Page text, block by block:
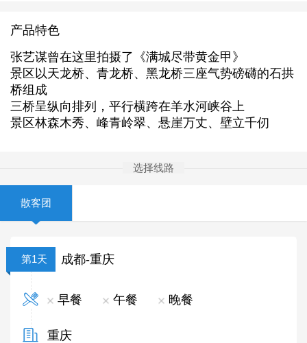
产品特色
张艺谋曾在这里拍摄了《满城尽带黄金甲》
景区以天龙桥、青龙桥、黑龙桥三座气势磅礴的石拱
桥组成
三桥呈纵向排列，平行横跨在羊水河峡谷上
景区林森木秀、峰青岭翠、悬崖万丈、壁立千仞
选择线路
散客团
第1天 成都-重庆
早餐 午餐 晚餐
重庆